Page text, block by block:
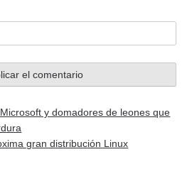
y domadores de leones que
gran distribución Linux